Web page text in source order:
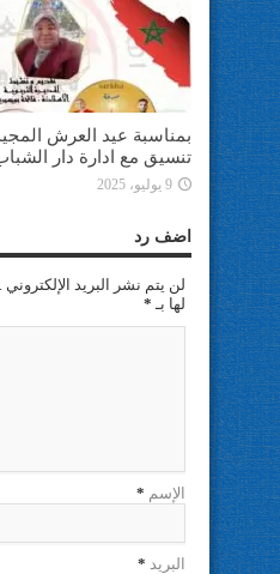
بمناسبة عيد العرش
تنسيق مع ادارة دار
9 يوليو، 2025
اضف رد
لن يتم نشر البريد
لها بـ *
الإسم *
البريد *